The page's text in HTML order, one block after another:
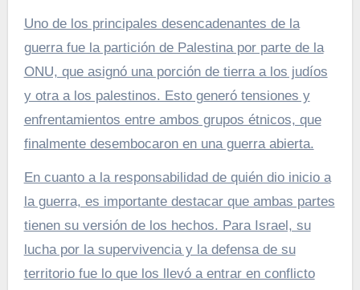
Uno de los principales desencadenantes de la
guerra fue la partición de Palestina por parte de la
ONU, que asignó una porción de tierra a los judíos
y otra a los palestinos. Esto generó tensiones y
enfrentamientos entre ambos grupos étnicos, que
finalmente desembocaron en una guerra abierta.
En cuanto a la responsabilidad de quién dio inicio a
la guerra, es importante destacar que ambas partes
tienen su versión de los hechos. Para Israel, su
lucha por la supervivencia y la defensa de su
territorio fue lo que los llevó a entrar en conflicto